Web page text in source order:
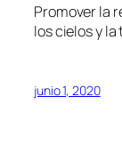
Promover la
los cielos y la
junio 1, 2020